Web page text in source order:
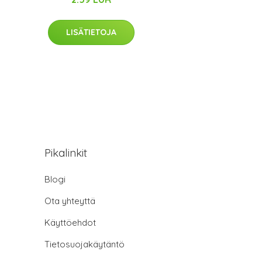
LISÄTIETOJA
Pikalinkit
Blogi
Ota yhteyttä
Käyttöehdot
Tietosuojakäytäntö